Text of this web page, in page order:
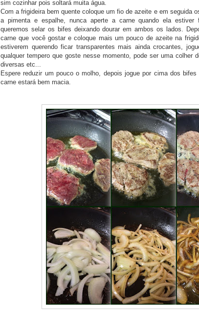
sim cozinhar pois soltará muita água.
Com a frigideira bem quente coloque um fio de azeite e em seguida
a pimenta e espalhe, nunca aperte a carne quando ela
queremos selar os bifes deixando dourar em ambos os lados.
carne que você gostar e coloque mais um pouco de azeite na
estiverem querendo ficar transparentes mais ainda crocantes,
qualquer tempero que goste nesse momento, pode ser uma colher
diversas etc...
Espere reduzir um pouco o molho, depois jogue por cima dos
carne estará bem macia.